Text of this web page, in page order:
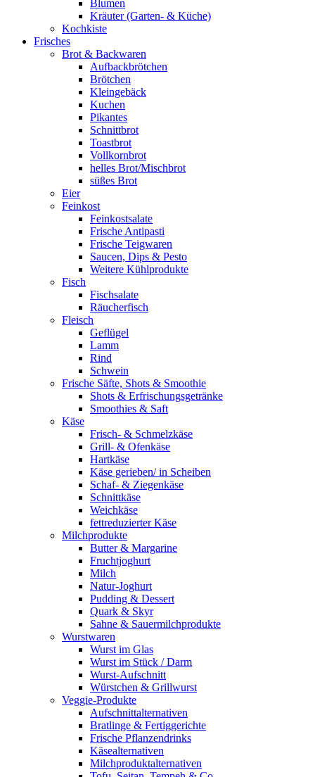
Blumen
Kräuter (Garten- & Küche)
Kochkiste
Frisches
Brot & Backwaren
Aufbackbrötchen
Brötchen
Kleingebäck
Kuchen
Pikantes
Schnittbrot
Toastbrot
Vollkornbrot
helles Brot/Mischbrot
süßes Brot
Eier
Feinkost
Feinkostsalate
Frische Antipasti
Frische Teigwaren
Saucen, Dips & Pesto
Weitere Kühlprodukte
Fisch
Fischsalate
Räucherfisch
Fleisch
Geflügel
Lamm
Rind
Schwein
Frische Säfte, Shots & Smoothie
Shots & Erfrischungsgetränke
Smoothies & Saft
Käse
Frisch- & Schmelzkäse
Grill- & Ofenkäse
Hartkäse
Käse gerieben/ in Scheiben
Schaf- & Ziegenkäse
Schnittkäse
Weichkäse
fettreduzierter Käse
Milchprodukte
Butter & Margarine
Fruchtjoghurt
Milch
Natur-Joghurt
Pudding & Dessert
Quark & Skyr
Sahne & Sauermilchprodukte
Wurstwaren
Wurst im Glas
Wurst im Stück / Darm
Wurst-Aufschnitt
Würstchen & Grillwurst
Veggie-Produkte
Aufschnittalternativen
Bratlinge & Fertiggerichte
Frische Pflanzendrinks
Käsealternativen
Milchproduktalternativen